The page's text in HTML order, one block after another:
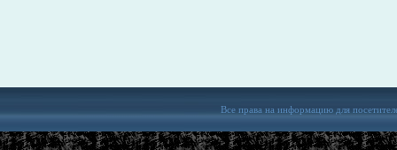
Все права на информацию для